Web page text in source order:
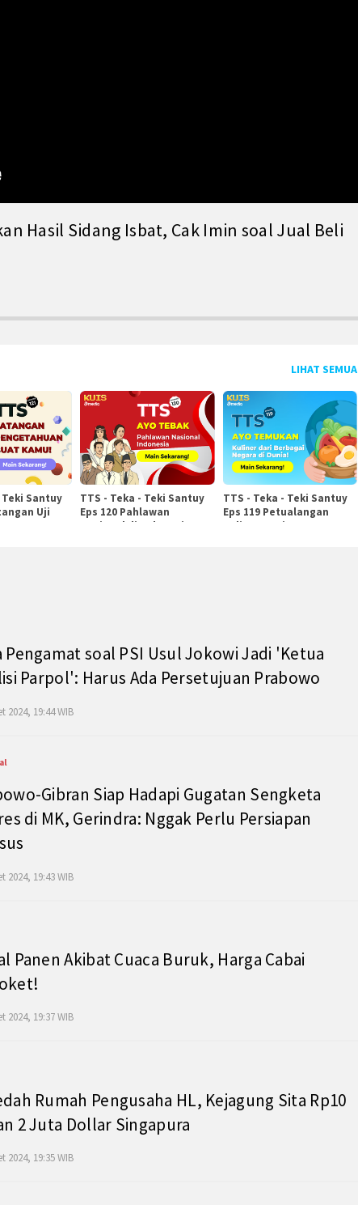
Hasil Sidang Isbat, Cak Imin soal Jual Beli
LIHAT SEMUA
Teki Santuy
Uji
TTS - Teka - Teki Santuy
Eps 120 Pahlawan
Nasional di Indonesia
TTS - Teka - Teki Santuy
Eps 119 Petualangan
Kuliner Dunia
Pengamat soal PSI Usul Jokowi Jadi 'Ketua
Parpol': Harus Ada Persetujuan Prabowo
2024, 19:44 WIB
Gibran Siap Hadapi Gugatan Sengketa
di MK, Gerindra: Nggak Perlu Persiapan
2024, 19:43 WIB
Panen Akibat Cuaca Buruk, Harga Cabai
2024, 19:37 WIB
Rumah Pengusaha HL, Kejagung Sita Rp10
2 Juta Dollar Singapura
2024, 19:35 WIB